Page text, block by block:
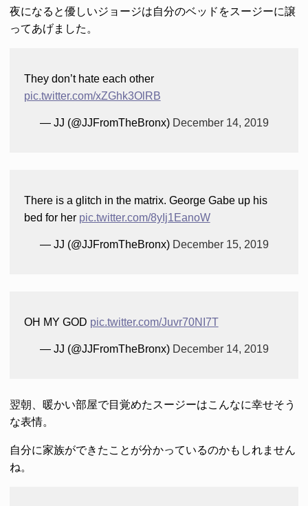
夜になると優しいジョージは自分のベッドをスージーに譲
ってあげました。
They don’t hate each other
pic.twitter.com/xZGhk3OlRB
— JJ (@JJFromTheBronx) December 14, 2019
There is a glitch in the matrix. George Gabe up his
bed for her pic.twitter.com/8yIj1EanoW
— JJ (@JJFromTheBronx) December 15, 2019
OH MY GOD pic.twitter.com/Juvr70NI7T
— JJ (@JJFromTheBronx) December 14, 2019
翌朝、暖かい部屋で目覚めたスージーはこんなに幸せそう
な表情。
自分に家族ができたことが分かっているのかもしれません
ね。